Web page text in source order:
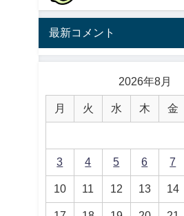
最新コメント
2026年8月
月 火 水 木 金
3 4 5 6 7
10 11 12 13 14